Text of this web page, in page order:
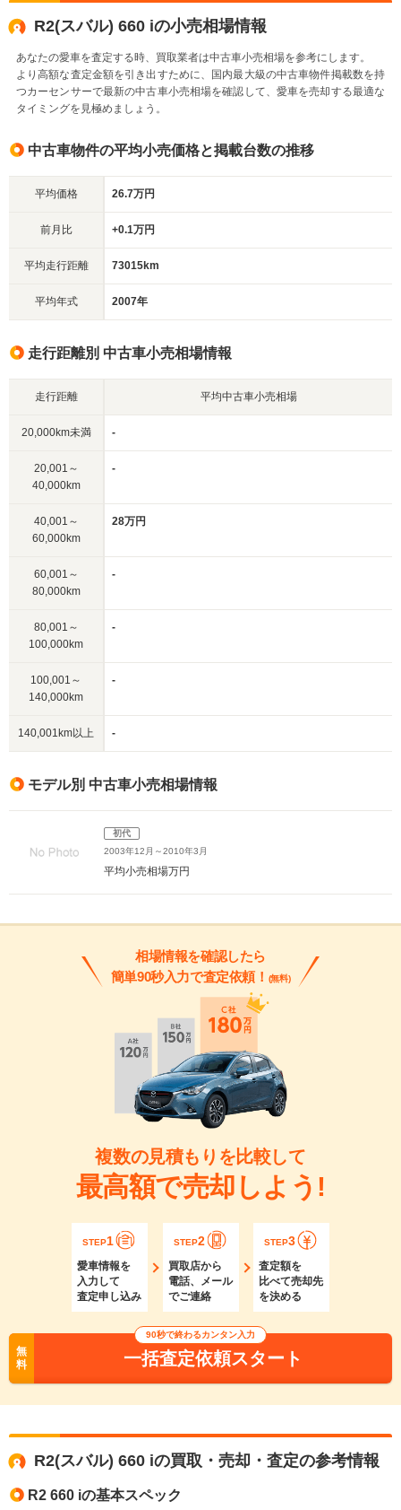
R2(スバル) 660 iの小売相場情報
あなたの愛車を査定する時、買取業者は中古車小売相場を参考にします。
より高額な査定金額を引き出すために、国内最大級の中古車物件掲載数を持
つカーセンサーで最新の中古車小売相場を確認して、愛車を売却する最適な
タイミングを見極めましょう。
中古車物件の平均小売価格と掲載台数の推移
平均価格 26.7万円
前月比 +0.1万円
平均走行距離 73015km
平均年式 2007年
走行距離別 中古車小売相場情報
走行距離 平均中古車小売相場
20,000km未満 -
20,001～
40,000km
-
40,001～
60,000km
28万円
60,001～
80,000km
-
80,001～
100,000km
-
100,001～
140,000km
-
140,001km以上 -
モデル別 中古車小売相場情報
初代
2003年12月～2010年3月
平均小売相場万円
相場情報を確認したら
簡単90秒入力で査定依頼！ (無料)
複数の見積もりを比較して
最高額で売却しよう!
STEP1
愛車情報を
入力して
査定申し込み
STEP2
買取店から
電話、メール
でご連絡
STEP3
査定額を
比べて売却先
を決める
無
料
90秒で終わるカンタン入力
一括査定依頼スタート
R2(スバル) 660 iの買取・売却・査定の参考情報
R2 660 iの基本スペック